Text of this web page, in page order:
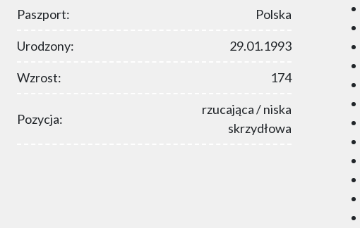
Paszport: Polska
Urodzony: 29.01.1993
Wzrost: 174
Pozycja:
rzucająca / niska
skrzydłowa